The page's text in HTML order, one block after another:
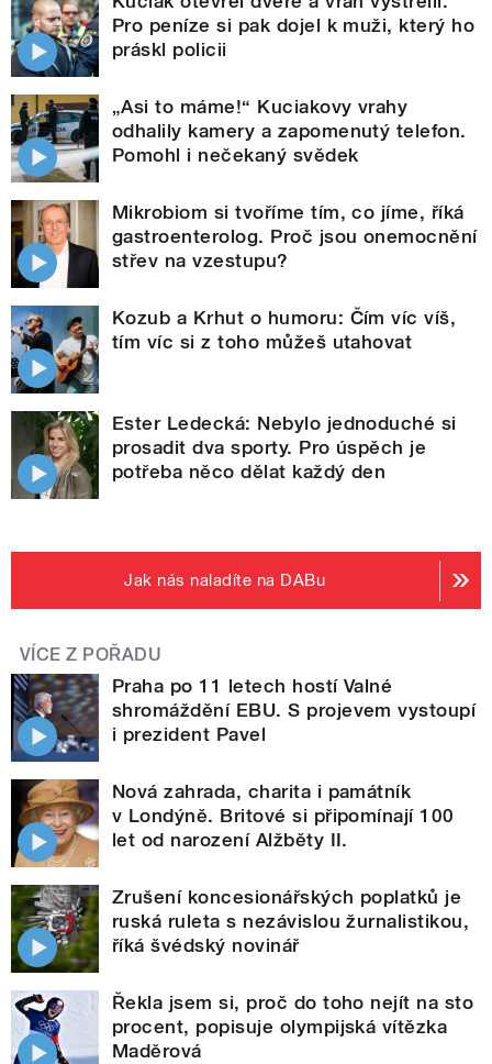
Pro peníze si pak dojel k muži, který ho
práskl policii
„Asi to máme!“ Kuciakovy vrahy
odhalily kamery a zapomenutý telefon.
Pomohl i nečekaný svědek
Mikrobiom si tvoříme tím, co jíme, říká
gastroenterolog. Proč jsou onemocnění
střev na vzestupu?
Kozub a Krhut o humoru: Čím víc víš,
tím víc si z toho můžeš utahovat
Ester Ledecká: Nebylo jednoduché si
prosadit dva sporty. Pro úspěch je
potřeba něco dělat každý den
Jak nás naladíte na DABu
VÍCE Z POŘADU
Praha po 11 letech hostí Valné
shromáždění EBU. S projevem vystoupí
i prezident Pavel
Nová zahrada, charita i památník
v Londýně. Britové si připomínají 100
let od narození Alžběty II.
Zrušení koncesionářských poplatků je
ruská ruleta s nezávislou žurnalistikou,
říká švédský novinář
Řekla jsem si, proč do toho nejít na sto
procent, popisuje olympijská vítězka
Maděrová